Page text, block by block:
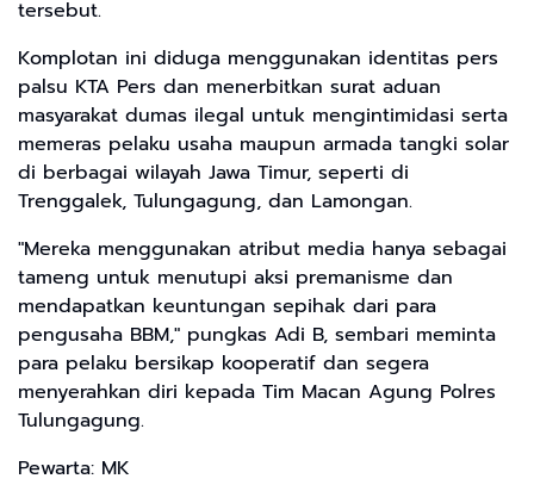
tersebut.
​Komplotan ini diduga menggunakan identitas pers
palsu KTA Pers dan menerbitkan surat aduan
masyarakat dumas ilegal untuk mengintimidasi serta
memeras pelaku usaha maupun armada tangki solar
di berbagai wilayah Jawa Timur, seperti di
Trenggalek, Tulungagung, dan Lamongan.
​"Mereka menggunakan atribut media hanya sebagai
tameng untuk menutupi aksi premanisme dan
mendapatkan keuntungan sepihak dari para
pengusaha BBM," pungkas Adi B, sembari meminta
para pelaku bersikap kooperatif dan segera
menyerahkan diri kepada Tim Macan Agung Polres
Tulungagung.
Pewarta: MK